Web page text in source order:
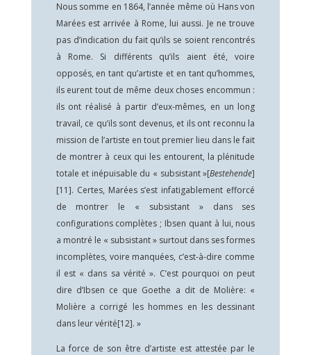
Nous somme en 1864, l’année même où Hans von
Marées est arrivée à Rome, lui aussi. Je ne trouve
pas d’indication du fait qu’ils se soient rencontrés
à Rome. Si différents qu’ils aient été, voire
opposés, en tant qu’artiste et en tant qu’hommes,
ils eurent tout de même deux choses encommun :
ils ont réalisé à partir d’eux-mêmes, en un long
travail, ce qu’ils sont devenus, et ils ont reconnu la
mission de l’artiste en tout premier lieu dans le fait
de montrer à ceux qui les entourent, la plénitude
totale et inépuisable du « subsistant »[Bestehende]
[11]. Certes, Marées s’est infatigablement efforcé
de montrer le « subsistant » dans ses
configurations complètes ; Ibsen quant à lui, nous
a montré le « subsistant » surtout dans ses formes
incomplètes, voire manquées, c’est-à-dire comme
il est « dans sa vérité ». C’est pourquoi on peut
dire d’Ibsen ce que Goethe a dit de Molière: «
Molière a corrigé les hommes en les dessinant
dans leur vérité[12]. »
La force de son être d’artiste est attestée par le